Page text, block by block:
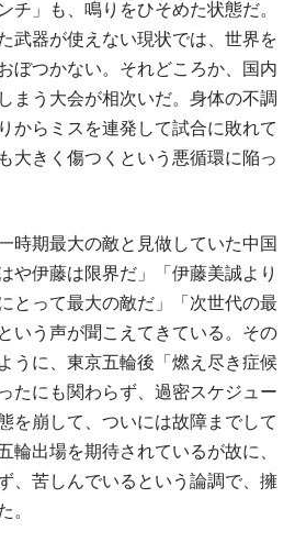
チ」も、鳴りをひそめた状態だ。
武器が使えない現状では、世界を
ぼつかない。それどころか、国内
まう大会が相次いだ。身体の不調
からミスを連発して試合に敗れて
大きく傷つくという悪循環に陥っ
時期最大の敵と見做していた中国
や伊藤は限界だ」「伊藤美誠より
とって最大の敵だ」「次世代の最
いう声が聞こえてきている。その
うに、東京五輪後「燃え尽き症候
たにも関わらず、過密スケジュー
を崩して、ついには故障までして
輪出場を期待されているが故に、
、苦しんでいるという論調で、擁
。